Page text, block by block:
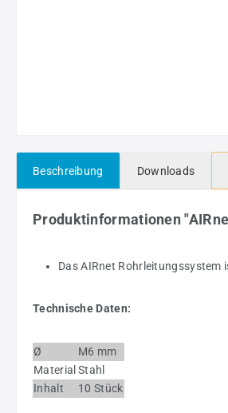
Beschreibung Downloads
Produktinformationen
Das AIRnet Rohrleitungssystem
Technische Daten:
Ø
M6 mm
Material Stahl
Inhalt
10 Stück